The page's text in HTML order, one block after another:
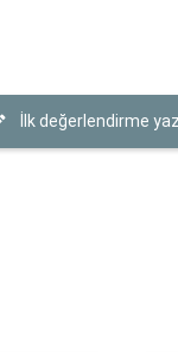
İlk değerlendirme